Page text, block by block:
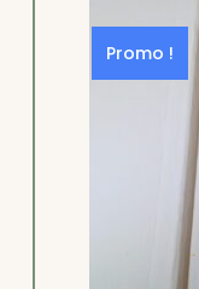
Promo !